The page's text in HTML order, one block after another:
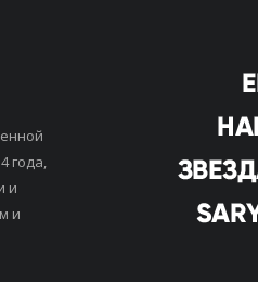
года,
и
и